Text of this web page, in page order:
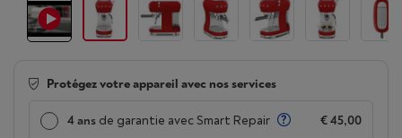
Protégez votre appareil avec nos services
4 ans de garantie avec Smart Repair € 45,00